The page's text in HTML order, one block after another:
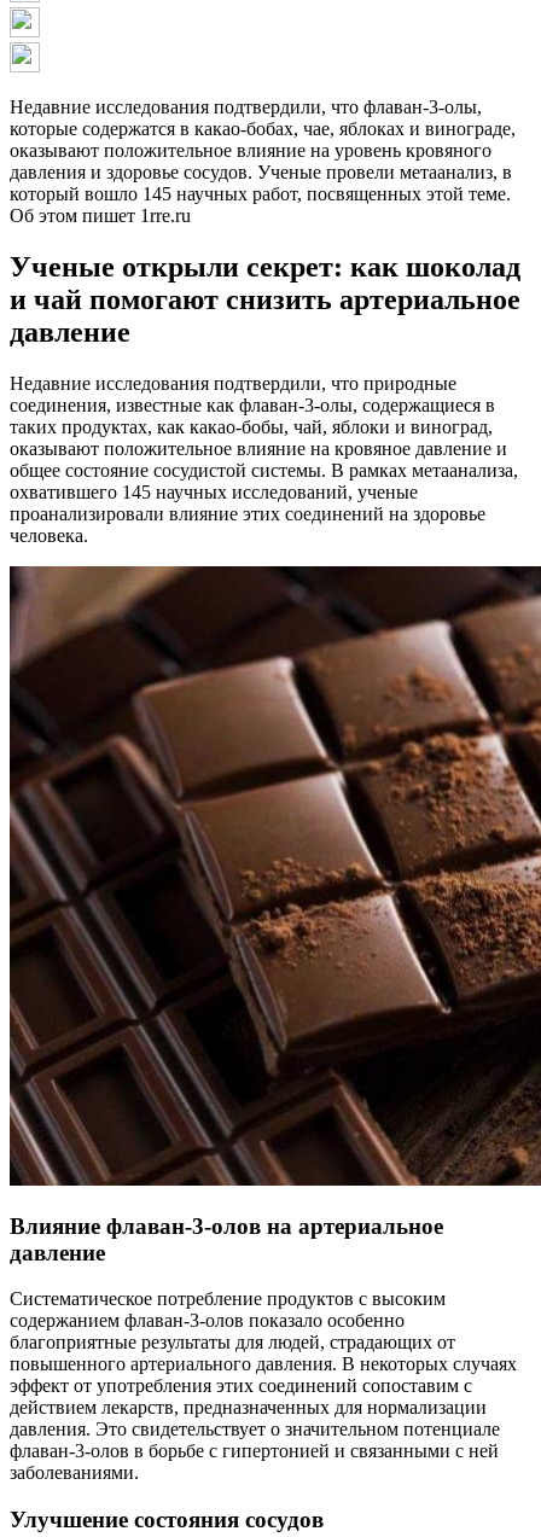
Недавние исследования подтвердили, что флаван-3-олы,
которые содержатся в какао-бобах, чае, яблоках и винограде,
оказывают положительное влияние на уровень кровяного
давления и здоровье сосудов. Ученые провели метаанализ, в
который вошло 145 научных работ, посвященных этой теме.
Об этом пишет 1rre.ru
Ученые открыли секрет: как шоколад
и чай помогают снизить артериальное
давление
Недавние исследования подтвердили, что природные
соединения, известные как флаван-3-олы, содержащиеся в
таких продуктах, как какао-бобы, чай, яблоки и виноград,
оказывают положительное влияние на кровяное давление и
общее состояние сосудистой системы. В рамках метаанализа,
охватившего 145 научных исследований, ученые
проанализировали влияние этих соединений на здоровье
человека.
Влияние флаван-3-олов на артериальное
давление
Систематическое потребление продуктов с высоким
содержанием флаван-3-олов показало особенно
благоприятные результаты для людей, страдающих от
повышенного артериального давления. В некоторых случаях
эффект от употребления этих соединений сопоставим с
действием лекарств, предназначенных для нормализации
давления. Это свидетельствует о значительном потенциале
флаван-3-олов в борьбе с гипертонией и связанными с ней
заболеваниями.
Улучшение состояния сосудов